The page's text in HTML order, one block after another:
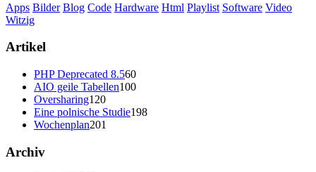
Apps Bilder Blog Code Hardware Html Playlist Software Video
Witzig
Artikel
PHP Deprecated 8.560
AIO geile Tabellen100
Oversharing120
Eine polnische Studie198
Wochenplan201
Archiv